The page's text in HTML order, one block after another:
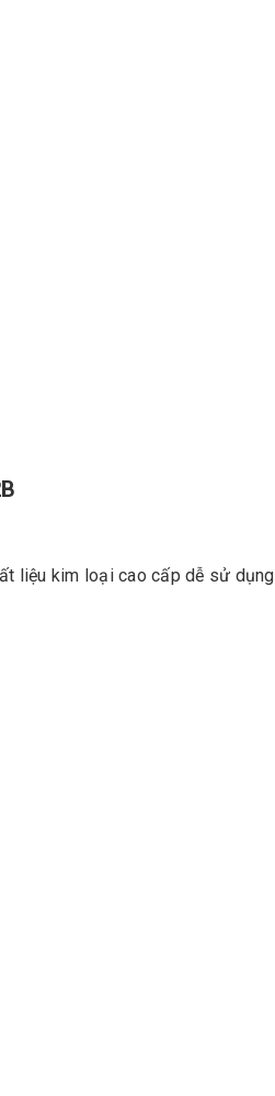
liệu kim loại cao cấp dễ sử dụng